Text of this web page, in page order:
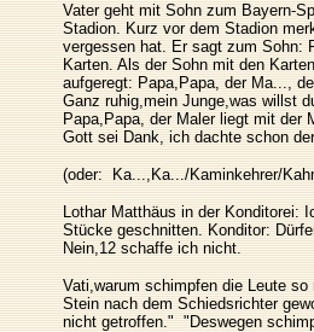
Vater geht mit Sohn zum Bayern-
Stadion. Kurz vor dem Stadion
vergessen hat. Er sagt zum Sohn:
Karten. Als der Sohn mit den
aufgeregt: Papa,Papa, der Ma...,
Ganz ruhig,mein Junge,was willst
Papa,Papa, der Maler liegt mit der
Gott sei Dank, ich dachte schon
(oder: Ka...,Ka.../Kaminkehrer/
Lothar Matthäus in der Konditorei:
Stücke geschnitten. Konditor:
Nein,12 schaffe ich nicht.
Vati,warum schimpfen die Leute
Stein nach dem Schiedsrichter
nicht getroffen." "Deswegen